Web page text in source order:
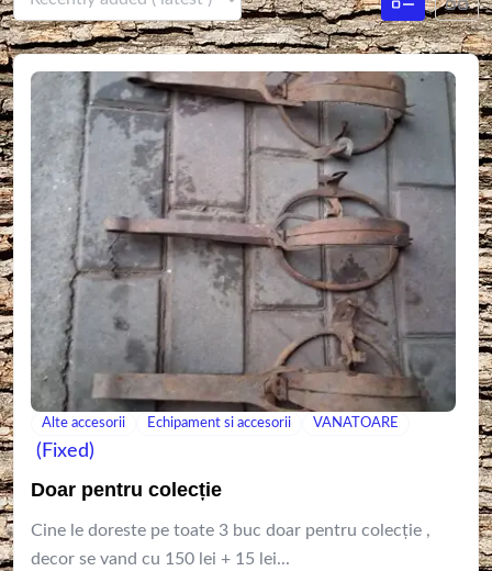
Alte accesorii Echipament si accesorii VANATOARE
(Fixed)
Doar pentru colecție
Cine le doreste pe toate 3 buc doar pentru colecție ,
decor se vand cu 150 lei + 15 lei...